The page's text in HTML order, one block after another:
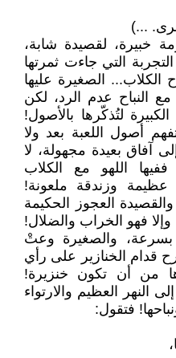
...)
خبيرة، لقصيدة شابة،
التي جاءت ثمرتها
الصغيرة عليها
النباح عدم الرد، لكن
لتُذكّرها بالأصول!
أصول اللعبة بعد ولا
آفاق بعيدة مجهولة، لا
اللهو مع الكلاب
وزندقة ملعونة!
العجوز الحكيمة
فهو الخراب والضلال!
بسرعة، والصغيرة وعتْ
قدام الخنازير على رأي
من أن تكون خنزيرة!
النهر العظيم والارتواء
فتقول: